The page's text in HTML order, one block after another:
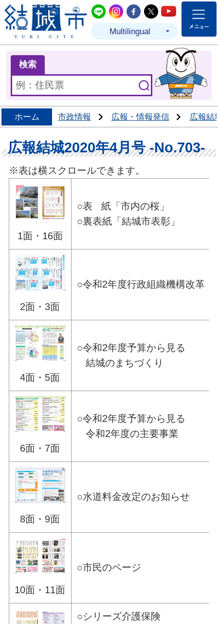
結城市公式LINE
結城市公式Instagram
結城市公式
結城市公式
結城市
Multilingual
検索
ホーム 市政情報 広報・情報発信 広報結
広報結城2020年4月号 -No.703-
※表は横スクロールできます。
1面・16面
○表 紙「市内の桜」
○裏表紙「結城市表彰」
2面・3面
○令和2年度行政組織機構改革
4面・5面
○令和2年度予算から見る
結城のまちづくり
6面・7面
○令和2年度予算から見る
令和2年度の主要事業
8面・9面
○水道料金改定のお知らせ
10面・11面
○市民のページ
○シリーズ介護保険